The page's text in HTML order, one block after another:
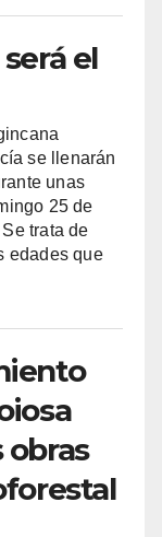
el
se llenarán
unas
25 de
trata de
edades que
obras